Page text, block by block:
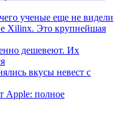
ученые еще не видели
Xilinx. Это крупнейшая
дешевеют. Их
вкусы невест с
Apple: полное